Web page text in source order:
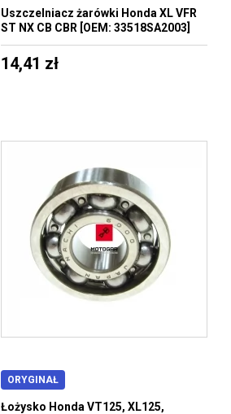
Uszczelniacz żarówki Honda XL VFR
ST NX CB CBR [OEM: 33518SA2003]
14,41 zł
ORYGINAŁ
Łożysko Honda VT125, XL125,